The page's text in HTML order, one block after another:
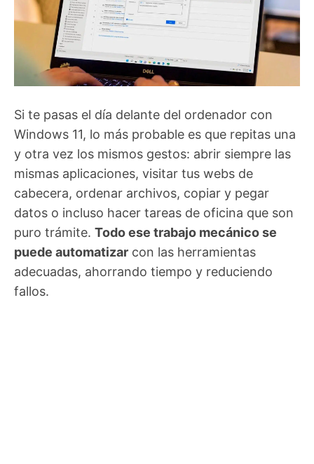
Si te pasas el día delante del ordenador con
Windows 11, lo más probable es que repitas una
y otra vez los mismos gestos: abrir siempre las
mismas aplicaciones, visitar tus webs de
cabecera, ordenar archivos, copiar y pegar
datos o incluso hacer tareas de oficina que son
puro trámite. Todo ese trabajo mecánico se
puede automatizar con las herramientas
adecuadas, ahorrando tiempo y reduciendo
fallos.